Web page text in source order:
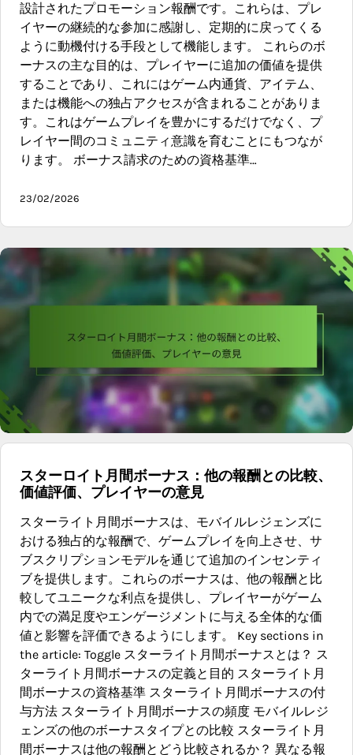
設計されたプロモーション報酬です。これらは、プレ
イヤーの継続的な参加に感謝し、定期的に戻ってくる
ように動機付ける手段として機能します。 これらのボ
ーナスの主な目的は、プレイヤーに追加の価値を提供
することであり、これにはゲーム内通貨、アイテム、
または機能への独占アクセスが含まれることがありま
す。これはゲームプレイを豊かにするだけでなく、プ
レイヤー間のコミュニティ意識を育むことにもつなが
ります。 ボーナス請求のための資格基準…
23/02/2026
スターロイト月間ボーナス：他の報酬との比較、
価値評価、プレイヤーの意見
スターライト月間ボーナスは、モバイルレジェンズに
おける独占的な報酬で、ゲームプレイを向上させ、サ
ブスクリプションモデルを通じて追加のインセンティ
ブを提供します。これらのボーナスは、他の報酬と比
較してユニークな利点を提供し、プレイヤーがゲーム
内での満足度やエンゲージメントに与える全体的な価
値と影響を評価できるようにします。 Key sections in
the article: Toggle スターライト月間ボーナスとは？ ス
ターライト月間ボーナスの定義と目的 スターライト月
間ボーナスの資格基準 スターライト月間ボーナスの付
与方法 スターライト月間ボーナスの頻度 モバイルレジ
ェンズの他のボーナスタイプとの比較 スターライト月
間ボーナスは他の報酬とどう比較されるか？ 異なる報